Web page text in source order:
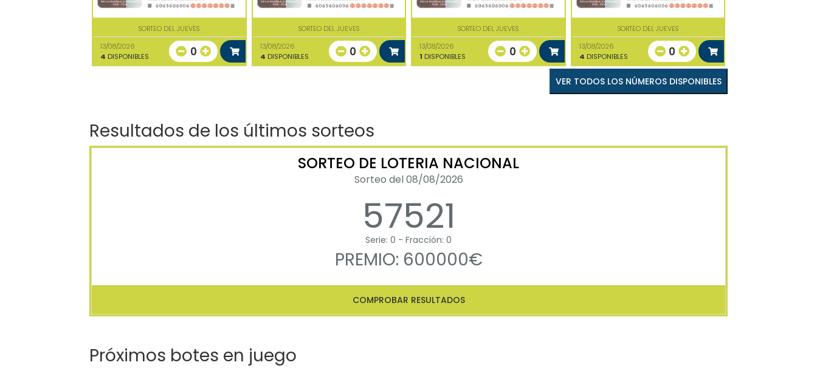
SORTEO DEL JUEVES
13/08/2026
4 DISPONIBLES 0
SORTEO DEL JUEVES
13/08/2026
4 DISPONIBLES 0
SORTEO DEL JUEVES
13/08/2026
1 DISPONIBLES 0
SORTEO DEL JUEVES
13/08/2026
4 DISPONIBLES 0
VER TODOS LOS NÚMEROS DISPONIBLES
Resultados de los últimos sorteos
SORTEO DE LOTERIA NACIONAL
Sorteo del 08/08/2026
57521
Serie: 0 - Fracción: 0
PREMIO: 600000€
COMPROBAR RESULTADOS
Próximos botes en juego